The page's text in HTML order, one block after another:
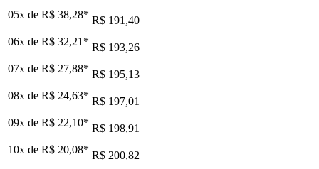
05x de R$ 38,28* R$ 191,40
06x de R$ 32,21 * R$ 193,26
07x de R$ 27,88* R$ 195,13
08x de R$ 24,63* R$ 197,01
09x de R$ 22,10* R$ 198,91
10x de R$ 20,08* R$ 200,82